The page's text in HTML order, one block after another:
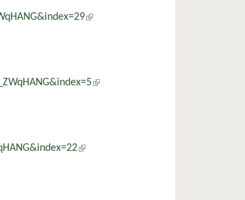
(külső hivatkozás)
(külső hivatkozás)
(külső hivatkozás)